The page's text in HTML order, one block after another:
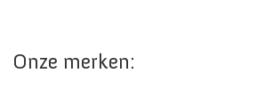
Onze merken: